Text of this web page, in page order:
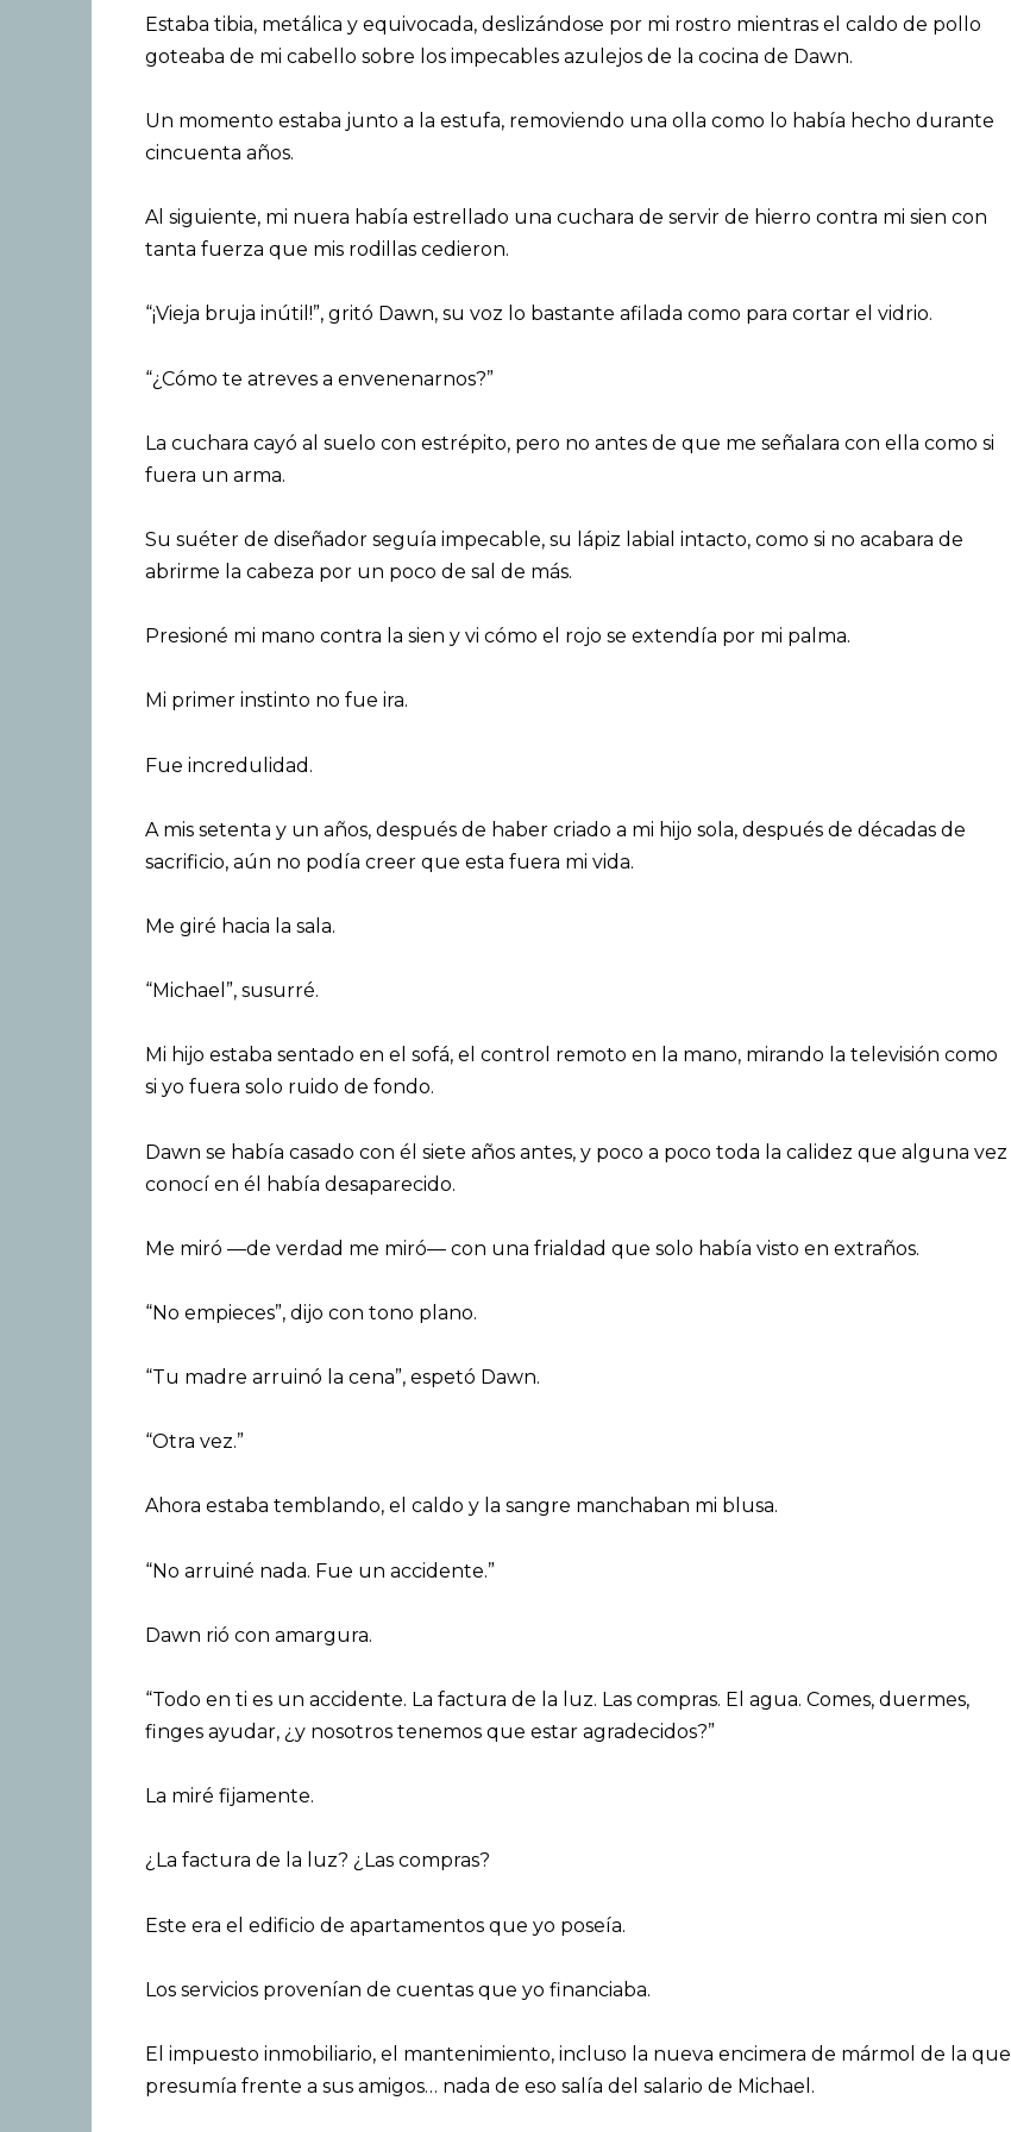
Estaba tibia, metálica y equivocada, deslizándose por mi rostro mientras el caldo de pollo
goteaba de mi cabello sobre los impecables azulejos de la cocina de Dawn.
Un momento estaba junto a la estufa, removiendo una olla como lo había hecho durante
cincuenta años.
Al siguiente, mi nuera había estrellado una cuchara de servir de hierro contra mi sien con
tanta fuerza que mis rodillas cedieron.
“¡Vieja bruja inútil!”, gritó Dawn, su voz lo bastante afilada como para cortar el vidrio.
“¿Cómo te atreves a envenenarnos?”
La cuchara cayó al suelo con estrépito, pero no antes de que me señalara con ella como si
fuera un arma.
Su suéter de diseñador seguía impecable, su lápiz labial intacto, como si no acabara de
abrirme la cabeza por un poco de sal de más.
Presioné mi mano contra la sien y vi cómo el rojo se extendía por mi palma.
Mi primer instinto no fue ira.
Fue incredulidad.
A mis setenta y un años, después de haber criado a mi hijo sola, después de décadas de
sacrificio, aún no podía creer que esta fuera mi vida.
Me giré hacia la sala.
“Michael”, susurré.
Mi hijo estaba sentado en el sofá, el control remoto en la mano, mirando la televisión como
si yo fuera solo ruido de fondo.
Dawn se había casado con él siete años antes, y poco a poco toda la calidez que alguna vez
conocí en él había desaparecido.
Me miró —de verdad me miró— con una frialdad que solo había visto en extraños.
“No empieces”, dijo con tono plano.
“Tu madre arruinó la cena”, espetó Dawn.
“Otra vez.”
Ahora estaba temblando, el caldo y la sangre manchaban mi blusa.
“No arruiné nada. Fue un accidente.”
Dawn rió con amargura.
“Todo en ti es un accidente. La factura de la luz. Las compras. El agua. Comes, duermes,
finges ayudar, ¿y nosotros tenemos que estar agradecidos?”
La miré fijamente.
¿La factura de la luz? ¿Las compras?
Este era el edificio de apartamentos que yo poseía.
Los servicios provenían de cuentas que yo financiaba.
El impuesto inmobiliario, el mantenimiento, incluso la nueva encimera de mármol de la que
presumía frente a sus amigos… nada de eso salía del salario de Michael.